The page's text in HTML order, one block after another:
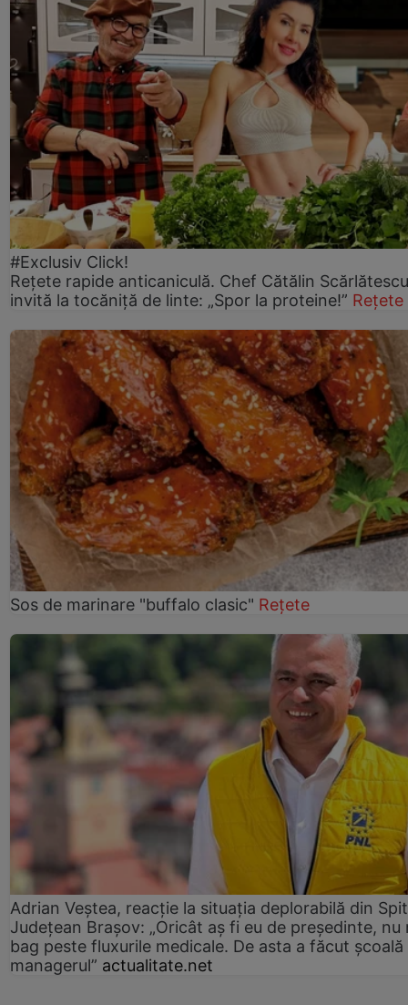
#Exclusiv Click!
Rețete rapide anticaniculă. Chef Cătălin
invită la tocăniță de linte: „Spor la proteine!” Rețete
Sos de marinare "buffalo clasic" Rețete
Adrian Veștea, reacție la situația deplorabilă din
Județean Brașov: „Oricât aș fi eu de președinte, nu
bag peste fluxurile medicale. De asta a făcut școală
managerul” actualitate.net